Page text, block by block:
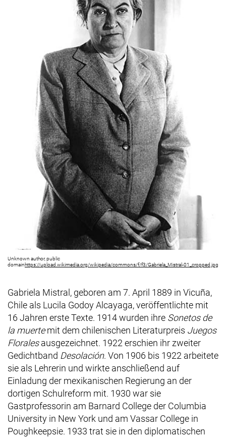
Unknown author, public
domainhttps://upload.wikimedia.org/wikipedia/commons/f/f3/Gabriela_Mistral-01_cropped.jpg
Gabriela Mistral, geboren am 7. April 1889 in Vicuña,
Chile als Lucila Godoy Alcayaga, veröffentlichte mit
16 Jahren erste Texte. 1914 wurden ihre Sonetos de
la muertemit dem chilenischen Literaturpreis Juegos
Florales ausgezeichnet. 1922 erschien ihr zweiter
Gedichtband Desolación. Von 1906 bis 1922 arbeitete
sie als Lehrerin und wirkte anschließend auf
Einladung der mexikanischen Regierung an der
dortigen Schulreform mit. 1930 war sie
Gastprofessorin am Barnard College der Columbia
University in New York und am Vassar College in
Poughkeepsie. 1933 trat sie in den diplomatischen